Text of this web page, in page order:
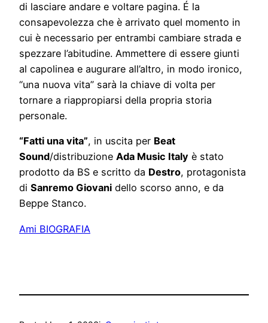
di lasciare andare e voltare pagina. É la
consapevolezza che è arrivato quel momento in
cui è necessario per entrambi cambiare strada e
spezzare l’abitudine. Ammettere di essere giunti
al capolinea e augurare all’altro, in modo ironico,
“una nuova vita” sarà la chiave di volta per
tornare a riappropiarsi della propria storia
personale.
“Fatti una vita”, in uscita per Beat
Sound/distribuzione Ada Music Italy è stato
prodotto da BS e scritto da Destro, protagonista
di Sanremo Giovani dello scorso anno, e da
Beppe Stanco.
Ami BIOGRAFIA